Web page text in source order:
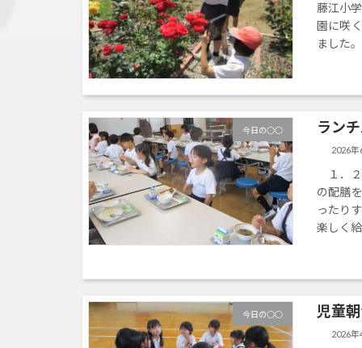
藤江小
園に咲
ました
今日の○○ ラン
2026年
１．
の配膳
ったり
楽しく
今日の○○ 児童
2026年